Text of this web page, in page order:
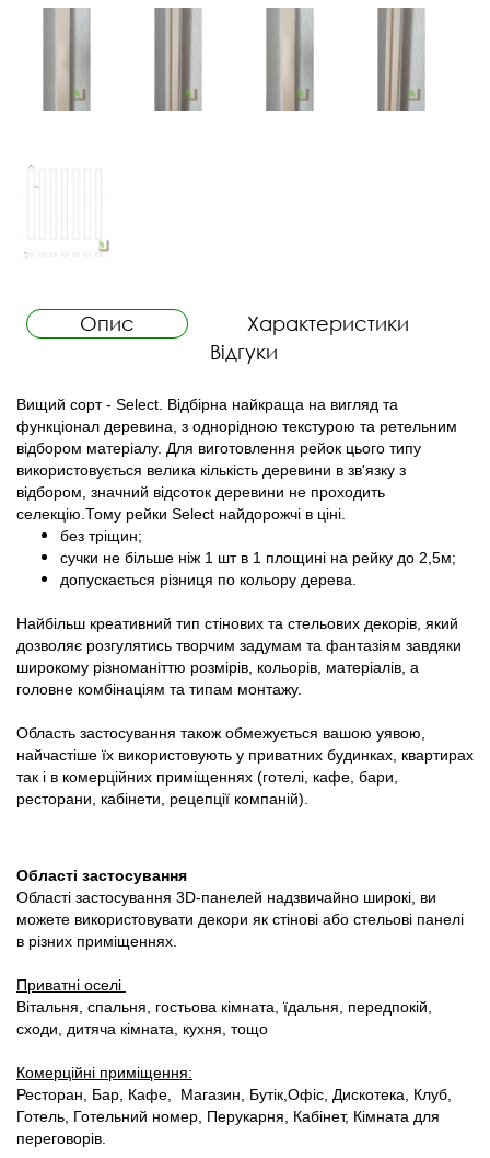
Опис
Характеристики
Відгуки
Вищий сорт - Select. Відбірна найкраща на вигляд та
функціонал деревина, з однорідною текстурою та ретельним
відбором матеріалу. Для виготовлення рейок цього типу
використовується велика кількість деревини в зв'язку з
відбором, значний відсоток деревини не проходить
селекцію.Тому рейки Select найдорожчі в ціні.
без тріщин;
сучки не більше ніж 1 шт в 1 площині на рейку до 2,5м;
допускається різниця по кольору дерева.
Найбільш креативний тип стінових та стельових декорів, який
дозволяє розгулятись творчим задумам та фантазіям завдяки
широкому різноманіттю розмірів, кольорів, матеріалів, а
головне комбінаціям та типам монтажу.
Область застосування також обмежується вашою уявою,
найчастіше їх використовують у приватних будинках, квартирах
так і в комерційних приміщеннях (готелі, кафе, бари,
ресторани, кабінети, рецепції компаній).
Області застосування
Області застосування 3D-панелей надзвичайно широкі, ви
можете використовувати декори як стінові або стельові панелі
в різних приміщеннях.
Приватні оселі
Вітальня, спальня, гостьова кімната, їдальня, передпокій,
сходи, дитяча кімната, кухня, тощо
Комерційні приміщення:
Ресторан, Бар, Кафе, Магазин, Бутік,Офіс, Дискотека, Клуб,
Готель, Готельний номер, Перукарня, Кабінет, Кімната для
переговорів.